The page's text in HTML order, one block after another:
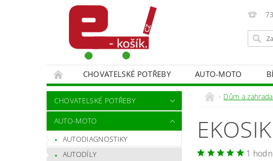
CHOVATELSKÉ POTŘEBY AUTO-MOTO
MALÍŘSKÉ NÁŘADÍ DOPLŇKY
MONITOROVACÍ
SPORT A TURISTIKA
DĚTSKÉ ZBOŽÍ
CHOVATELSKÉ POTŘEBY
AUTO-MOTO
AUTODIAGNOSTIKY
AUTODÍLY
Dům a zahrada
1